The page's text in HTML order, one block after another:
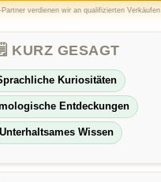
verdienen wir an qualifizierten Verkäufen
KURZ GESAGT
Kuriositäten
Entdeckungen
Unterhaltsames Wissen